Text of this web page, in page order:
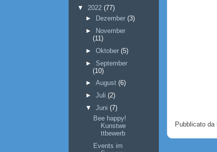
Pubblicato da
▼ 2022 (77)
►
Dezember (3)
►
November
(11)
► Oktober (5)
► September
(10)
► August (6)
► Juli (2)
▼ Juni (7)
Bee happy!
Kunstwe
ttbewerb
Events im